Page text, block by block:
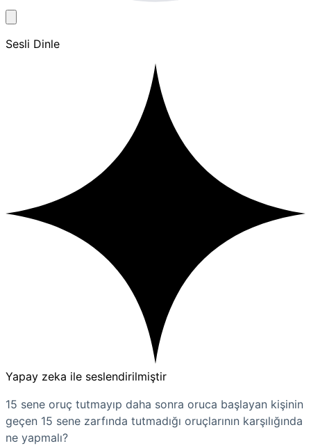
Sesli Dinle
Yapay zeka ile seslendirilmiştir
15 sene oruç tutmayıp daha sonra oruca başlayan kişinin
geçen 15 sene zarfında tutmadığı oruçlarının karşılığında
ne yapmalı?